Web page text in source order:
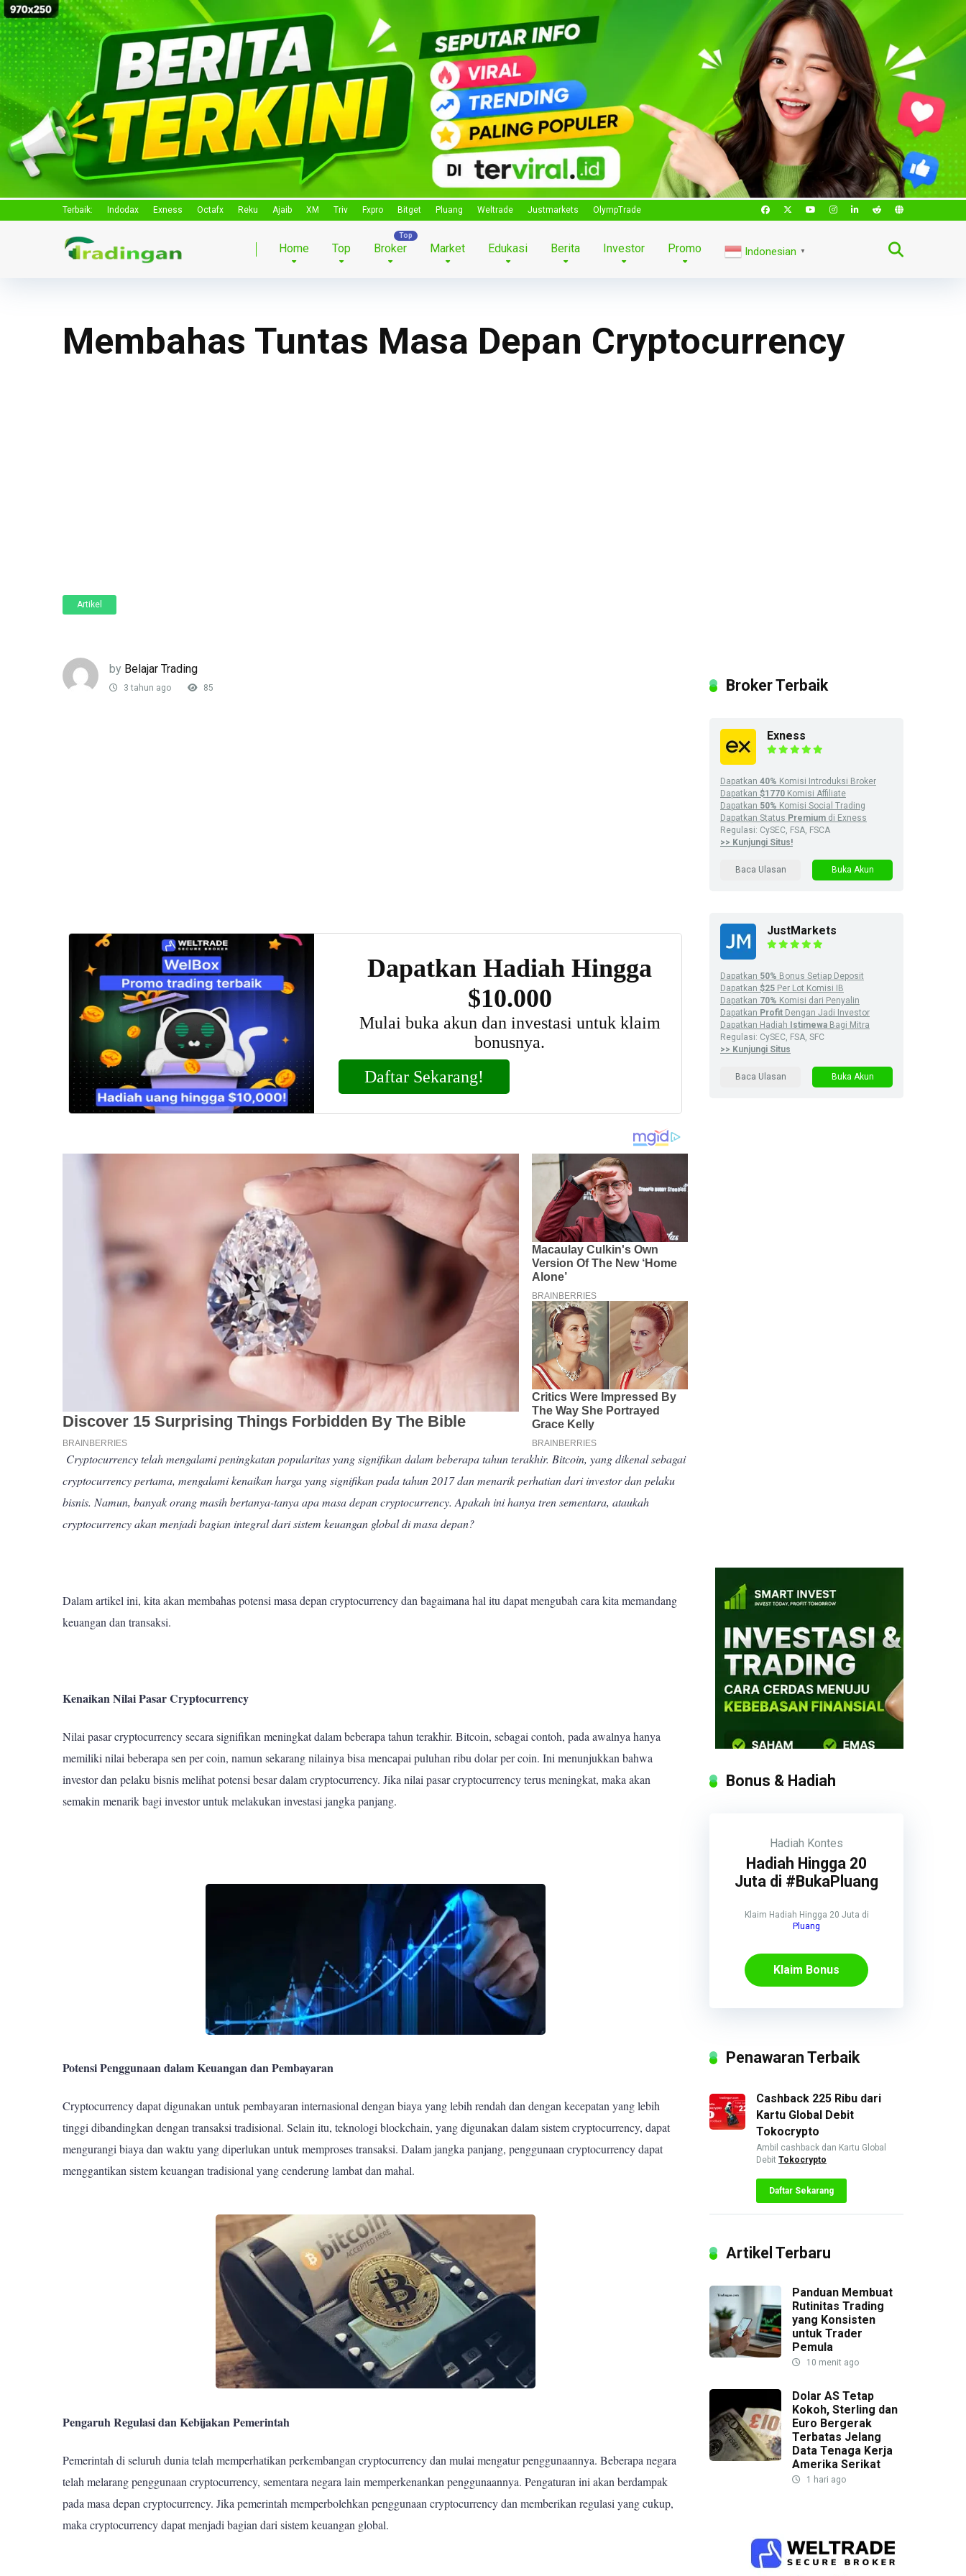
Terbaik: Indodax Exness Octafx Reku Ajaib XM Triv Fxpro Bitget Pluang Weltrade Justmarkets OlympTrade
Home Top Broker Market Edukasi Berita Investor Promo Indonesian ▼
Membahas Tuntas Masa Depan Cryptocurrency
Artikel
by Belajar Trading
3 tahun ago 85
Cryptocurrency telah mengalami peningkatan popularitas yang signifikan dalam beberapa tahun terakhir. Bitcoin, yang dikenal sebagai
cryptocurrency pertama, mengalami kenaikan harga yang signifikan pada tahun 2017 dan menarik perhatian dari investor dan pelaku
bisnis. Namun, banyak orang masih bertanya-tanya apa masa depan cryptocurrency. Apakah ini hanya tren sementara, ataukah
cryptocurrency akan menjadi bagian integral dari sistem keuangan global di masa depan?
Dalam artikel ini, kita akan membahas potensi masa depan cryptocurrency dan bagaimana hal itu dapat mengubah cara kita memandang
keuangan dan transaksi.
Kenaikan Nilai Pasar Cryptocurrency
Nilai pasar cryptocurrency secara signifikan meningkat dalam beberapa tahun terakhir. Bitcoin, sebagai contoh, pada awalnya hanya
memiliki nilai beberapa sen per coin, namun sekarang nilainya bisa mencapai puluhan ribu dolar per coin. Ini menunjukkan bahwa
investor dan pelaku bisnis melihat potensi besar dalam cryptocurrency. Jika nilai pasar cryptocurrency terus meningkat, maka akan
semakin menarik bagi investor untuk melakukan investasi jangka panjang.
Potensi Penggunaan dalam Keuangan dan Pembayaran
Cryptocurrency dapat digunakan untuk pembayaran internasional dengan biaya yang lebih rendah dan dengan kecepatan yang lebih
tinggi dibandingkan dengan transaksi tradisional. Selain itu, teknologi blockchain, yang digunakan dalam sistem cryptocurrency, dapat
mengurangi biaya dan waktu yang diperlukan untuk memproses transaksi. Dalam jangka panjang, penggunaan cryptocurrency dapat
menggantikan sistem keuangan tradisional yang cenderung lambat dan mahal.
Pengaruh Regulasi dan Kebijakan Pemerintah
Pemerintah di seluruh dunia telah memperhatikan perkembangan cryptocurrency dan mulai mengatur penggunaannya. Beberapa negara
telah melarang penggunaan cryptocurrency, sementara negara lain memperkenankan penggunaannya. Pengaturan ini akan berdampak
pada masa depan cryptocurrency. Jika pemerintah memperbolehkan penggunaan cryptocurrency dan memberikan regulasi yang cukup,
maka cryptocurrency dapat menjadi bagian dari sistem keuangan global.
Broker Terbaik
Exness
Dapatkan 40% Komisi Introduksi Broker
Dapatkan $1770 Komisi Affiliate
Dapatkan 50% Komisi Social Trading
Dapatkan Status Premium di Exness
Regulasi: CySEC, FSA, FSCA
>> Kunjungi Situs!
Baca Ulasan Buka Akun
JustMarkets
Dapatkan 50% Bonus Setiap Deposit
Dapatkan $25 Per Lot Komisi IB
Dapatkan 70% Komisi dari Penyalin
Dapatkan Profit Dengan Jadi Investor
Dapatkan Hadiah
Istimewa Bagi Mitra
Regulasi: CySEC, FSA, SFC
>> Kunjungi Situs
Baca Ulasan Buka Akun
Bonus & Hadiah
Hadiah Kontes
Hadiah Hingga 20
Juta di #BukaPluang
Klaim Hadiah Hingga 20 Juta di
Pluang
Klaim Bonus
Penawaran Terbaik
Cashback 225 Ribu dari
Kartu Global Debit
Tokocrypto
Ambil cashback dan Kartu Global
Debit Tokocrypto
Daftar Sekarang
Artikel Terbaru
Panduan Membuat
Rutinitas Trading
yang Konsisten
untuk Trader
Pemula
10 menit ago
Dolar AS Tetap
Kokoh, Sterling dan
Euro Bergerak
Terbatas Jelang
Data Tenaga Kerja
Amerika Serikat
1 hari ago